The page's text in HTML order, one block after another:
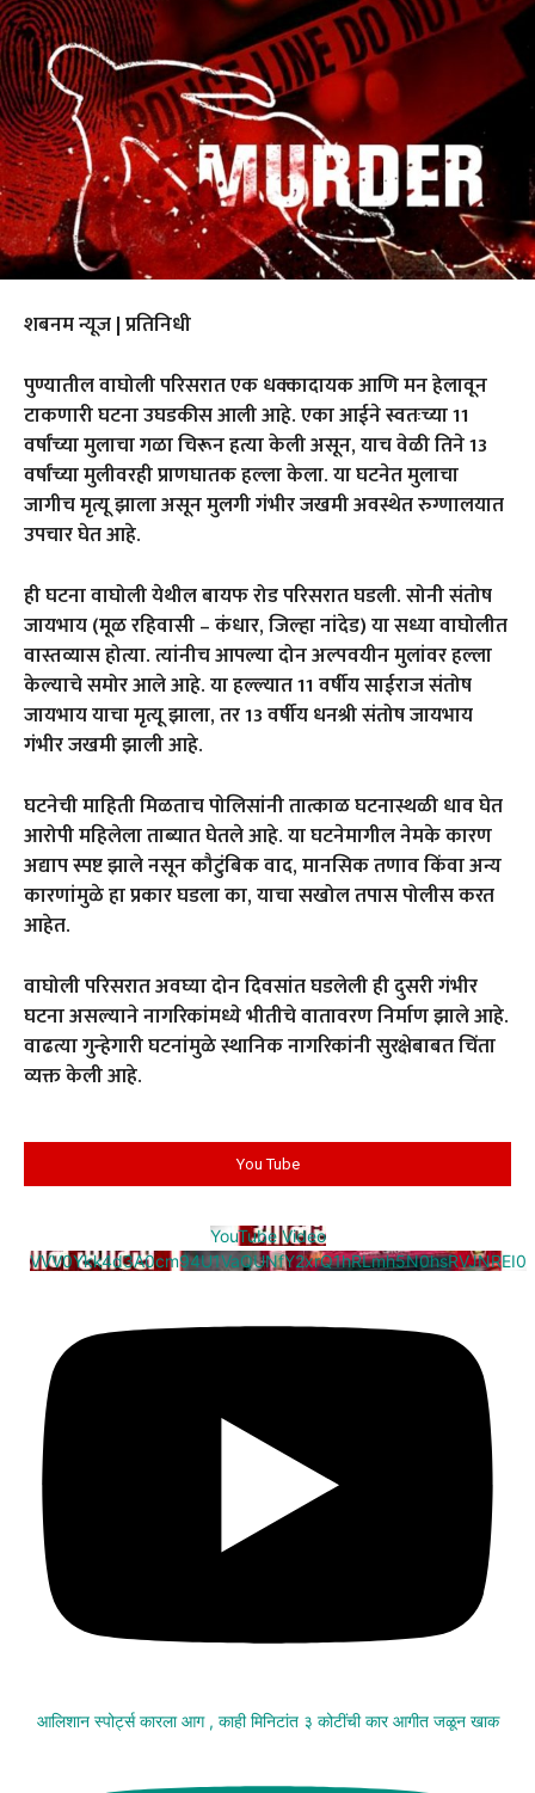
शबनम न्यूज | प्रतिनिधी
पुण्यातील वाघोली परिसरात एक धक्कादायक आणि मन हेलावून
टाकणारी घटना उघडकीस आली आहे. एका आईने स्वतःच्या 11
वर्षांच्या मुलाचा गळा चिरून हत्या केली असून, याच वेळी तिने 13
वर्षांच्या मुलीवरही प्राणघातक हल्ला केला. या घटनेत मुलाचा
जागीच मृत्यू झाला असून मुलगी गंभीर जखमी अवस्थेत रुग्णालयात
उपचार घेत आहे.
ही घटना वाघोली येथील बायफ रोड परिसरात घडली. सोनी संतोष
जायभाय (मूळ रहिवासी – कंधार, जिल्हा नांदेड) या सध्या वाघोलीत
वास्तव्यास होत्या. त्यांनीच आपल्या दोन अल्पवयीन मुलांवर हल्ला
केल्याचे समोर आले आहे. या हल्ल्यात 11 वर्षीय साईराज संतोष
जायभाय याचा मृत्यू झाला, तर 13 वर्षीय धनश्री संतोष जायभाय
गंभीर जखमी झाली आहे.
घटनेची माहिती मिळताच पोलिसांनी तात्काळ घटनास्थळी धाव घेत
आरोपी महिलेला ताब्यात घेतले आहे. या घटनेमागील नेमके कारण
अद्याप स्पष्ट झाले नसून कौटुंबिक वाद, मानसिक तणाव किंवा अन्य
कारणांमुळे हा प्रकार घडला का, याचा सखोल तपास पोलीस करत
आहेत.
वाघोली परिसरात अवघ्या दोन दिवसांत घडलेली ही दुसरी गंभीर
घटना असल्याने नागरिकांमध्ये भीतीचे वातावरण निर्माण झाले आहे.
वाढत्या गुन्हेगारी घटनांमुळे स्थानिक नागरिकांनी सुरक्षेबाबत चिंता
व्यक्त केली आहे.
You Tube
YouTube Video
VVV0Ykk4d3A0cm94U1VaQUNfY2xrQ1hRLmh5N0hsRVJNREI0
आलिशान स्पोर्ट्स कारला आग , काही मिनिटांत ३ कोटींची कार आगीत जळून खाक